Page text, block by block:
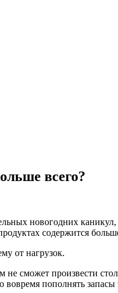
всего?
новогодних
содержится
от нагрузок.
сможет произвести
пополнять запасы